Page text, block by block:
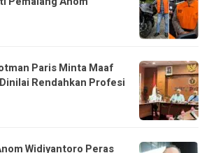
Paris Minta Maaf
Rendahkan Profesi
Widiyantoro Peras